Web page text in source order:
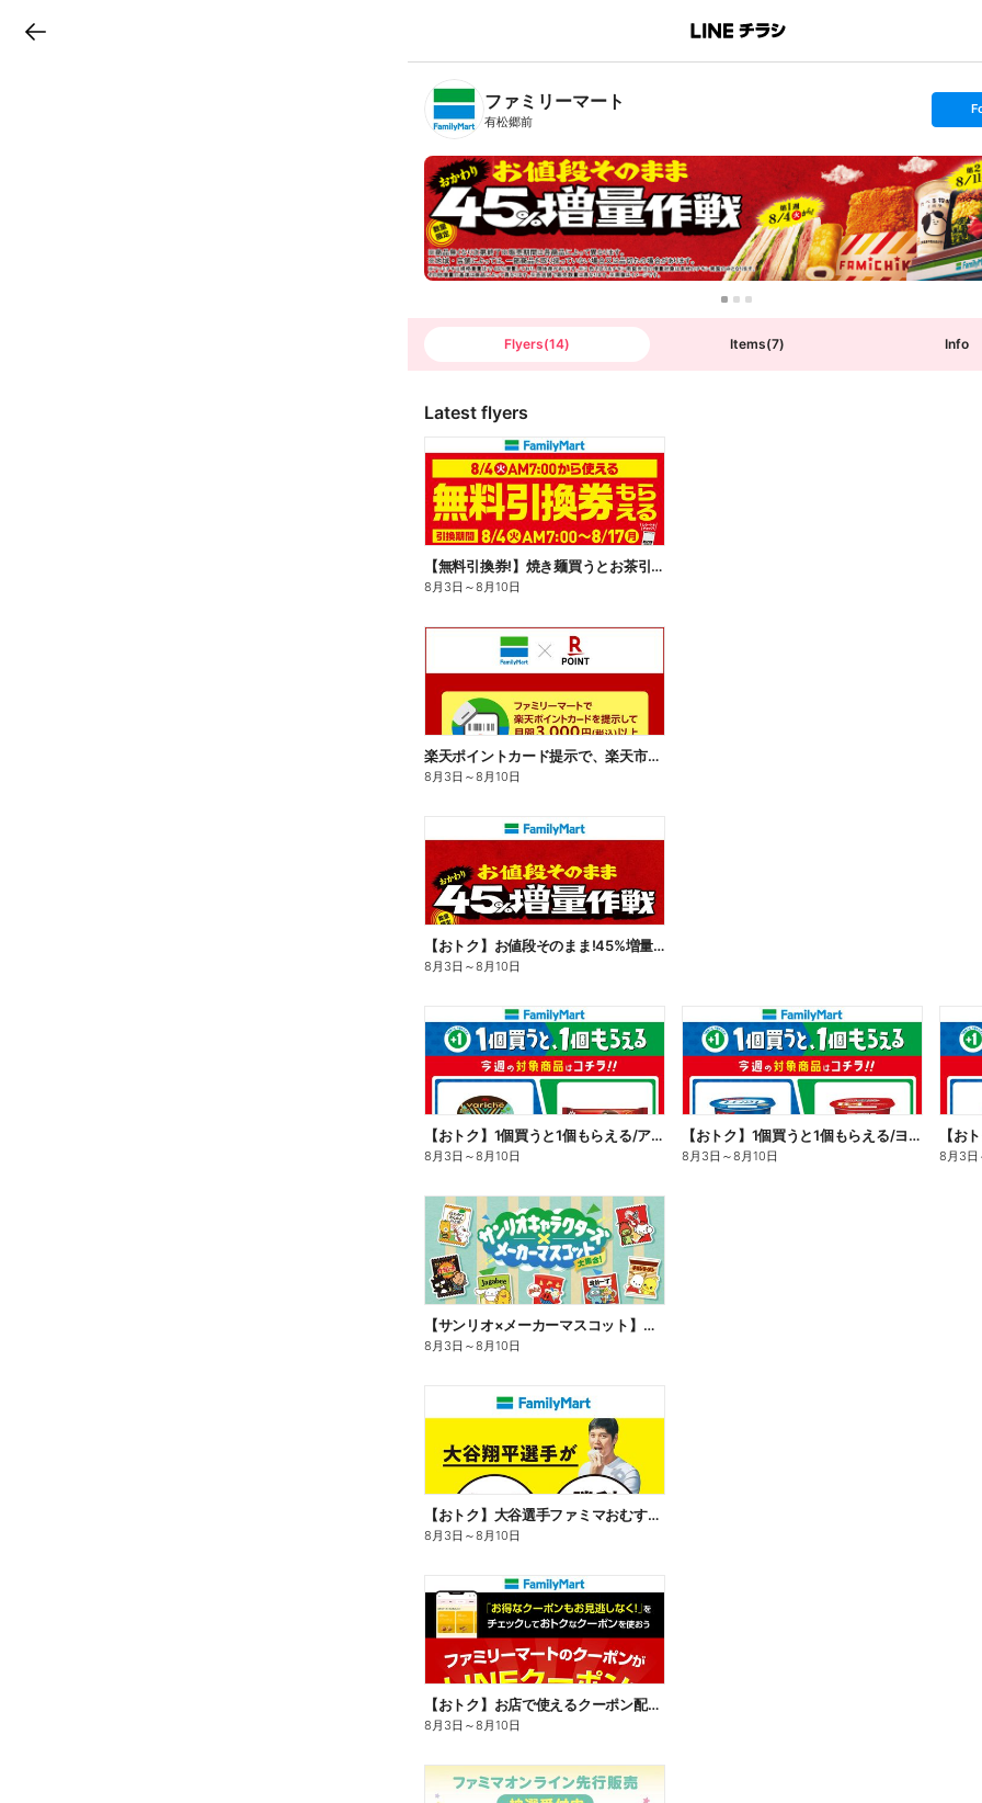
B
n
T
ファミリーマート
有松郷前
s
t
o
l
l
o
w
Flyers(14) Items(7) Info
Latest flyers
【無料引換券!】焼き麺買うとお茶引換券貰える!
8月3日 ～8月10日
楽天ポイントカード提示で、楽天市場でのお買い物がおトクに!
8月3日 ～8月10日
【おトク】お値段そのまま!45%増量作戦!
8月3日 ～8月10日
【おトク】1個買うと1個もらえる/アイス
8月3日 ～8月10日
【おトク】1個買うと1個もらえる/ヨーグルト
8月3日 ～8月10日
【お
8月3日
【サンリオ×メーカーマスコット】オリジナルグッズ貰える!
8月3日 ～8月10日
【おトク】大谷選手ファミマおむすび割
8月3日 ～8月10日
【おトク】お店で使えるクーポン配信中
8月3日 ～8月10日